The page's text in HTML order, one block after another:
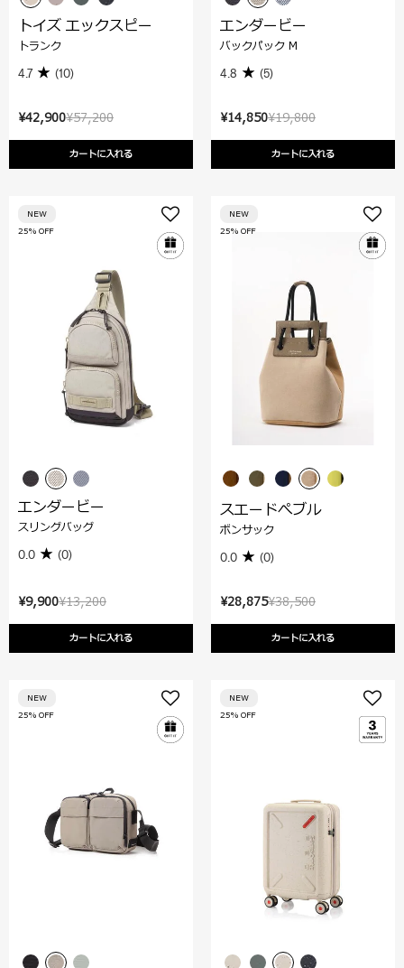
¥57,200
¥42,900
カートに入れる
トイズ エックスピー
トランク
4.7 (10)
¥19,800
¥14,850
カートに入れる
エンダービー
バックパック M
4.8 (5)
¥13,200
¥9,900
カートに入れる
25% OFF
NEW
エンダービー
スリングバッグ
0.0 (0)
¥38,500
¥28,875
カートに入れる
25% OFF
NEW
スエードぺブル
ボンサック
0.0 (0)
25% OFF
NEW
25% OFF
NEW